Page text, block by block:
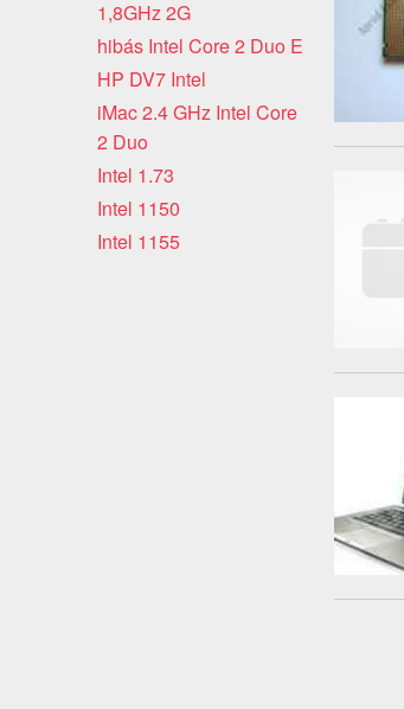
1,8GHz 2G
hibás Intel Core 2 Duo E
HP DV7 Intel
iMac 2.4 GHz Intel Core
2 Duo
Intel 1.73
Intel 1150
Intel 1155